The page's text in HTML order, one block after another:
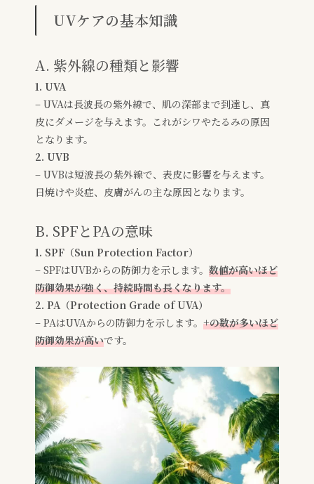
UVケアの基本知識
A. 紫外線の種類と影響
1. UVA
– UVAは長波長の紫外線で、肌の深部まで到達し、真
皮にダメージを与えます。これがシワやたるみの原因
となります。
2. UVB
– UVBは短波長の紫外線で、表皮に影響を与えます。
日焼けや炎症、皮膚がんの主な原因となります。
B. SPFとPAの意味
1. SPF（Sun Protection Factor）
– SPFはUVBからの防御力を示します。 数値が高いほど
防御効果が強く、持続時間も長くなります。
2. PA（Protection Grade of UVA）
– PAはUVAからの防御力を示します。 +の数が多いほど
防御効果が高いです。